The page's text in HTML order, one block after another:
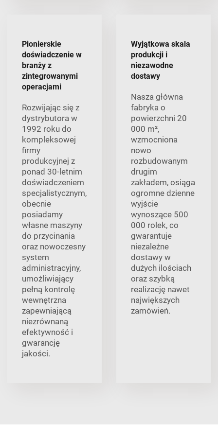
Pionierskie
doświadczenie w
branży z
zintegrowanymi
operacjami
Rozwijając się z
dystrybutora w
1992 roku do
kompleksowej
firmy
produkcyjnej z
ponad 30-letnim
doświadczeniem
specjalistycznym,
obecnie
posiadamy
własne maszyny
do przycinania
oraz nowoczesny
system
administracyjny,
umożliwiający
pełną kontrolę
wewnętrzna
zapewniającą
niezrównaną
efektywność i
gwarancję
jakości.
Wyjątkowa skala
produkcji i
niezawodne
dostawy
Nasza główna
fabryka o
powierzchni 20
000 m²,
wzmocniona
nowo
rozbudowanym
drugim
zakładem, osiąga
ogromne dzienne
wyjście
wynoszące 500
000 rolek, co
gwarantuje
niezależne
dostawy w
dużych ilościach
oraz szybką
realizację nawet
największych
zamówień.